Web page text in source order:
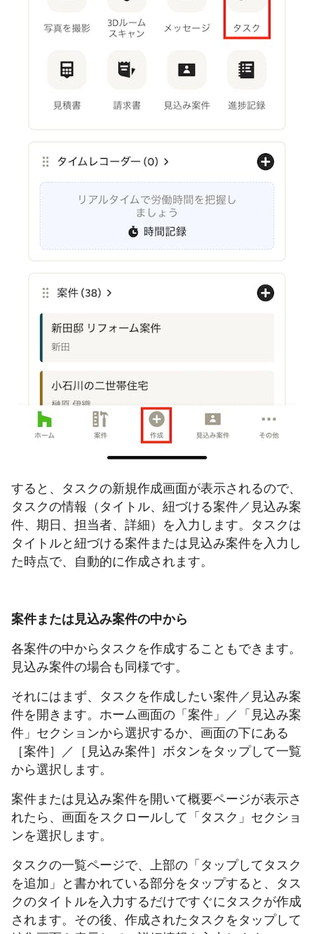
すると、タスクの新規作成画面が表示されるので、
タスクの情報（タイトル、紐づける案件／見込み案
件、期日、担当者、詳細）を入力します。タスクは
タイトルと紐づける案件または見込み案件を入力し
た時点で、自動的に作成されます。
案件または見込み案件の中から
各案件の中からタスクを作成することもできます。
見込み案件の場合も同様です。
それにはまず、タスクを作成したい案件／見込み案
件を開きます。ホーム画面の「案件」／「見込み案
件」セクションから選択するか、画面の下にある
［案件］／［見込み案件］ボタンをタップして一覧
から選択します。
案件または見込み案件を開いて概要ページが表示さ
れたら、画面をスクロールして「タスク」セクショ
ンを選択します。
タスクの一覧ページで、上部の「タップしてタスク
を追加」と書かれている部分をタップすると、タス
クのタイトルを入力するだけですぐにタスクが作成
されます。その後、作成されたタスクをタップして